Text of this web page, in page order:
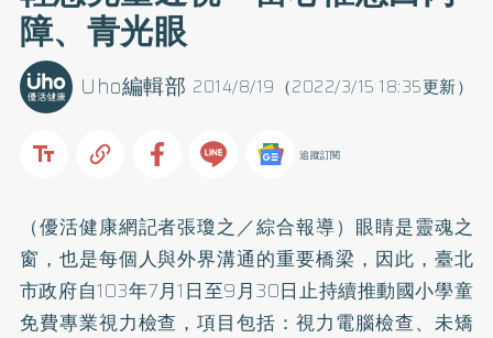
障、青光眼
2014/8/19（2022/3/15 18:35更新）
Uho編輯部
追蹤訂閱
（優活健康網記者張瓊之／綜合報導）眼睛是靈魂之
窗，也是每個人與外界溝通的重要橋梁，因此，臺北
市政府自103年7月1日至9月30日止持續推動國小學童
免費專業視力檢查，項目包括：視力電腦檢查、未矯